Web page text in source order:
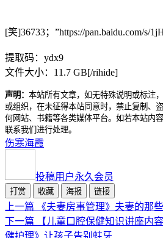
[笑]36733；”https://pan.baidu.com/s/
提取码：ydx9
文件大小：11.7 GB[/rihide]
声明： 本站所有文章，如无特殊说明或标注
或组织，在未征得本站同意时，禁止复制、
何网站、书籍等各类媒体平台。如若本站内
联系我们进行处理。
伤寒海霞
投稿用户永久会员
打赏 收藏 海报 链接
上一篇
《夫妻房事管理》夫妻的那
下一篇
【儿童口腔保健知识讲座内
健护理》让孩子告别蛀牙